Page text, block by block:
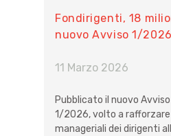
Fondirigenti, 18
nuovo Avviso 1/2026
11 Marzo 2026
Pubblicato il nuovo
1/2026, volto a
manageriali dei dirigenti